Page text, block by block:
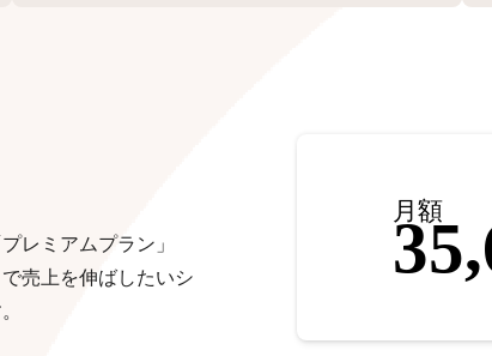
レミアムプラン」
売上を伸ばしたいシ
月額